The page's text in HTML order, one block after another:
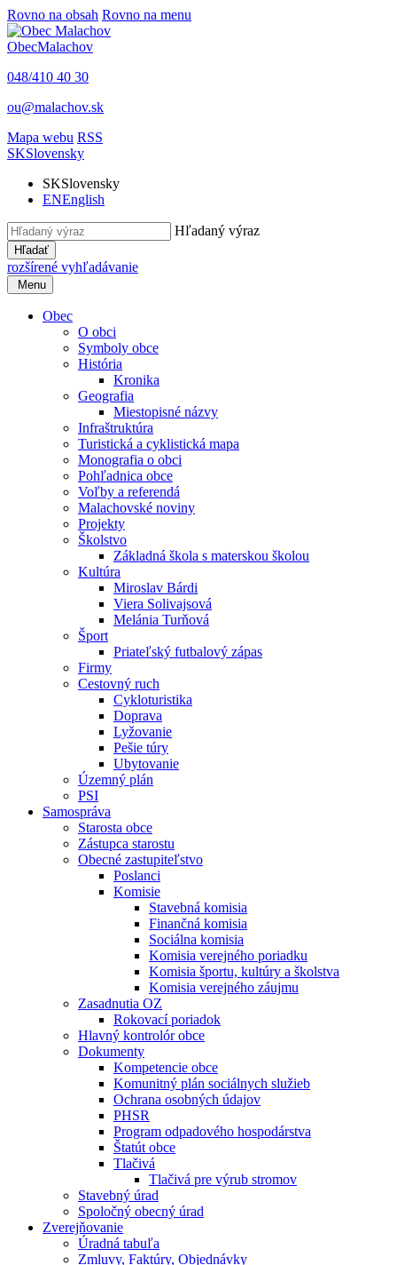
Rovno na obsah Rovno na menu
ObecMalachov
048/410 40 30
ou@malachov.sk
Mapa webu RSS
SKSlovensky
SKSlovensky
ENEnglish
Hľadaný výraz
Hľadať
rozšírené vyhľadávanie
Menu
Obec
O obci
Symboly obce
História
Kronika
Geografia
Miestopisné názvy
Infraštruktúra
Turistická a cyklistická mapa
Monografia o obci
Pohľadnica obce
Voľby a referendá
Malachovské noviny
Projekty
Školstvo
Základná škola s materskou školou
Kultúra
Miroslav Bárdi
Viera Solivajsová
Melánia Turňová
Šport
Priateľský futbalový zápas
Firmy
Cestovný ruch
Cykloturistika
Doprava
Lyžovanie
Pešie túry
Ubytovanie
Územný plán
PSI
Samospráva
Starosta obce
Zástupca starostu
Obecné zastupiteľstvo
Poslanci
Komisie
Stavebná komisia
Finančná komisia
Sociálna komisia
Komisia verejného poriadku
Komisia športu, kultúry a školstva
Komisia verejného záujmu
Zasadnutia OZ
Rokovací poriadok
Hlavný kontrolór obce
Dokumenty
Kompetencie obce
Komunitný plán sociálnych služieb
Ochrana osobných údajov
PHSR
Program odpadového hospodárstva
Štatút obce
Tlačivá
Tlačivá pre výrub stromov
Stavebný úrad
Spoločný obecný úrad
Zverejňovanie
Úradná tabuľa
Zmluvy, Faktúry, Objednávky